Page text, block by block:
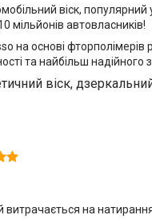
віск, популярний
мільйонів автовласників!
на основі
та найбільш надійного
віск,
на